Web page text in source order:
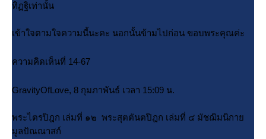
ทิฏฐิเท่านั้น
เข้าใจตามใจความนี้นะคะ นอกนั้นข้ามไปก่อน ขอบพระคุณค่ะ
ความคิดเห็นที่ 14-67
GravityOfLove, 8 กุมภาพันธ์ เวลา 15:09 น.
พระไตรปิฎก เล่มที่ ๑๒ พระสุตตันตปิฎก เล่มที่ ๔ มัชฌิมนิกา
มูลปัณณาสก์